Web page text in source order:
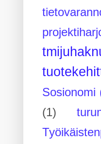
Sosionomi
(1)